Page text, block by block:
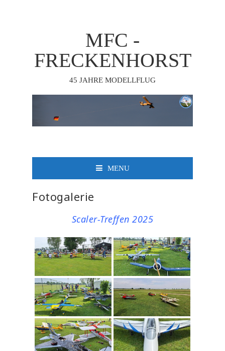
MFC -
FRECKENHORST
45 JAHRE MODELLFLUG
MENU
Fotogalerie
Scaler-Treffen 2025